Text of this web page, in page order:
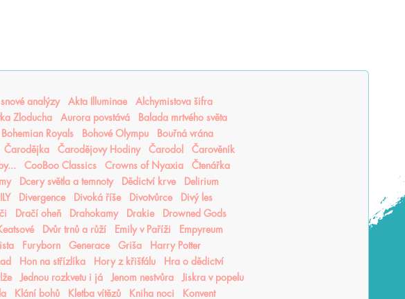
analýzy Akta Illuminae
Alchymistova šifra
Zloducha Aurora povstává
Balada mrtvého světa
Bohemian Royals Bohové Olympu
Bouřná vrána
Čarodějka Čarodějovy Hodiny Čarodol
Čarověník
CooBoo Classics Crowns of Nyaxia
Čtenářka
Dcery světla a temnoty Dědictví krve
Delirium
Divergence Divoká říše Divotvůrce
Divý les
Dračí oheň Drahokamy Drakie
Drowned Gods
Dvůr trnů a růží Emily v Paříži
Empyreum
Furyborn Generace Griša
Harry Potter
Hon na střízlíka Hory z křišťálu
Hra o dědictví
Jednou rozkvetu i já Jenom nestvůra
Jiskra v popelu
Klání bohů Kletba vítězů Kniha noci
Konvent